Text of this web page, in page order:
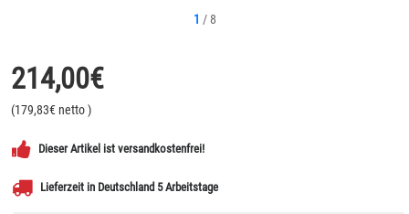
1 / 8
214,00€
(179,83€ netto)
Dieser Artikel ist versandkostenfrei!
Lieferzeit in Deutschland 5 Arbeitstage